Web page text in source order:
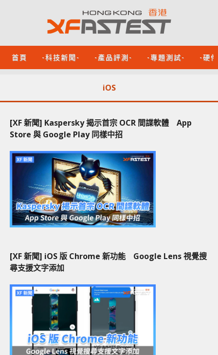
首頁 -科技新聞- -產品評測- -專題測試- -硬
iOS
[XF 新聞] Kaspersky 揭示首宗 OCR 間諜軟體 App
Store 與 Google Play 同樣中招
[XF 新聞] iOS 版 Chrome 新功能 Google Lens 視覺搜
尋支援文字添加